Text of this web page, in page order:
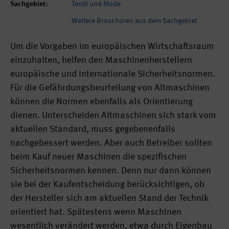
Sachgebiet:
Textil und Mode
Weitere Broschüren aus dem Sachgebiet
Um die Vorgaben im europäischen Wirtschaftsraum
einzuhalten, helfen den Maschinenherstellern
europäische und internationale Sicherheitsnormen.
Für die Gefährdungsbeurteilung von Altmaschinen
können die Normen ebenfalls als Orientierung
dienen. Unterscheiden Altmaschinen sich stark vom
aktuellen Standard, muss gegebenenfalls
nachgebessert werden. Aber auch Betreiber sollten
beim Kauf neuer Maschinen die spezifischen
Sicherheitsnormen kennen. Denn nur dann können
sie bei der Kaufentscheidung berücksichtigen, ob
der Hersteller sich am aktuellen Stand der Technik
orientiert hat. Spätestens wenn Maschinen
wesentlich verändert werden, etwa durch Eigenbau